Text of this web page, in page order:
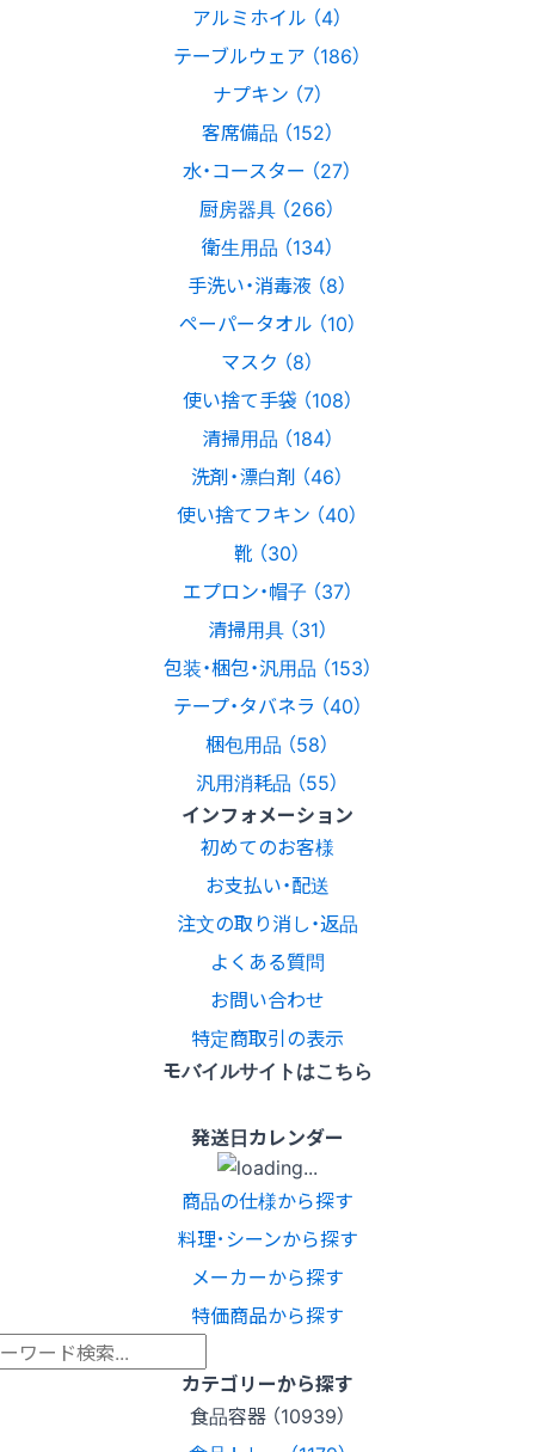
アルミホイル （4）
テーブルウェア （186）
ナプキン （7）
客席備品 （152）
水・コースター （27）
厨房器具 （266）
衛生用品 （134）
手洗い・消毒液 （8）
ペーパータオル （10）
マスク （8）
使い捨て手袋 （108）
清掃用品 （184）
洗剤・漂白剤 （46）
使い捨てフキン （40）
靴 （30）
エプロン・帽子 （37）
清掃用具 （31）
包装・梱包・汎用品 （153）
テープ・タバネラ （40）
梱包用品 （58）
汎用消耗品 （55）
インフォメーション
初めてのお客様
お支払い・配送
注文の取り消し・返品
よくある質問
お問い合わせ
特定商取引の表示
モバイルサイトはこちら
発送日カレンダー
商品の仕様から探す
料理･シーンから探す
メーカーから探す
特価商品から探す
カテゴリーから探す
食品容器 （10939）